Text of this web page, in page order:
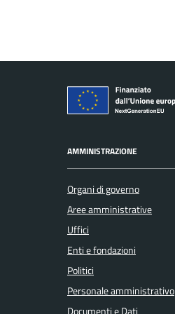
AMMINISTRAZIONE
Organi di governo
Aree amministrative
Uffici
Enti e fondazioni
Politici
Personale amministrativo